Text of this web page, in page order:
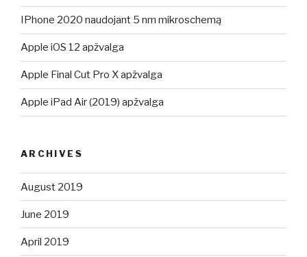
IPhone 2020 naudojant 5 nm mikroschemą
Apple iOS 12 apžvalga
Apple Final Cut Pro X apžvalga
Apple iPad Air (2019) apžvalga
ARCHIVES
August 2019
June 2019
April 2019